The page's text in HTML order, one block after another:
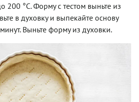
200 °С. Форму с тестом выньте из
в духовку и выпекайте основу
Выньте форму из духовки.